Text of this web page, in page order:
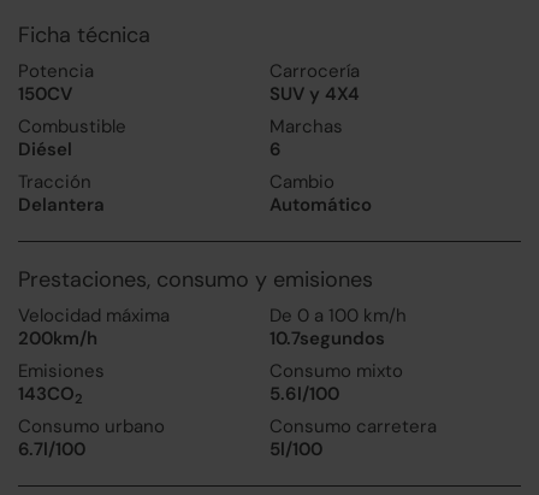
Ficha técnica
Potencia
150CV
Carrocería
SUV y 4X4
Combustible
Diésel
Marchas
6
Tracción
Delantera
Cambio
Automático
Prestaciones, consumo y emisiones
Velocidad máxima
200km/h
De 0 a 100 km/h
10.7segundos
Emisiones
143CO2
Consumo mixto
5.6l/100
Consumo urbano
6.7l/100
Consumo carretera
5l/100